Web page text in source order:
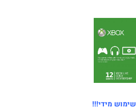
שימוש מידי!!!